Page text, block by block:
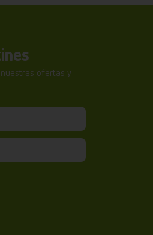
ofertas y